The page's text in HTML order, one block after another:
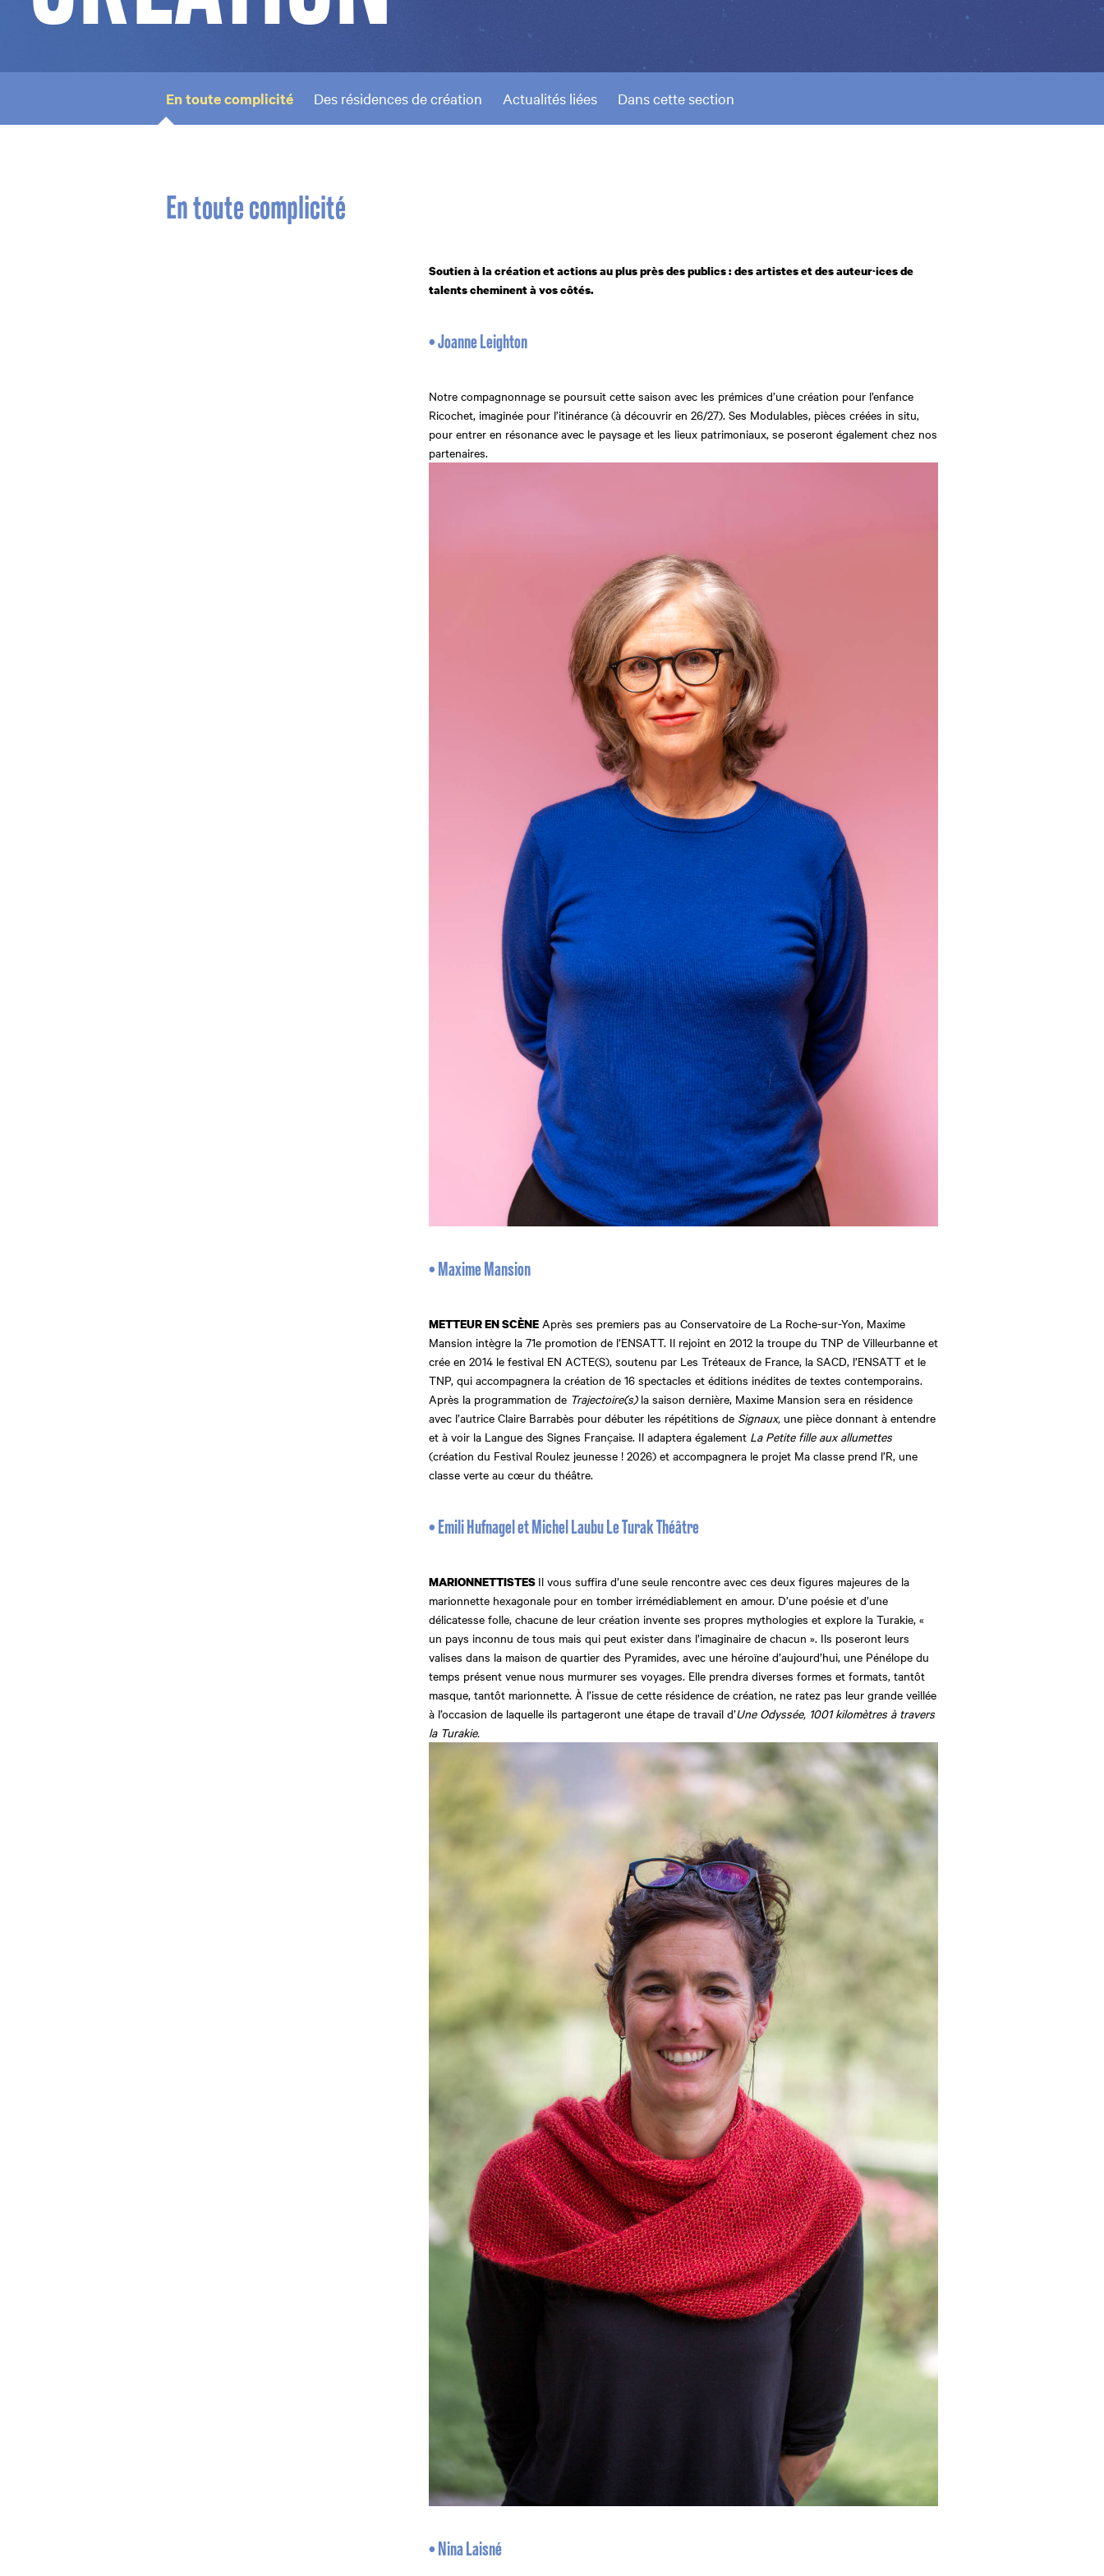
En toute complicité Des résidences de création Actualités liées
Dans cette section
/span>
En toute complicité
Soutien à la création et actions au plus près des publics : des artistes et des auteur·ices de
talents cheminent à vos côtés.
• Joanne Leighton
Notre compagnonnage se poursuit cette saison avec les prémices d’une création pour l’enfance
Ricochet, imaginée pour l’itinérance (à découvrir en 26/27). Ses Modulables, pièces créées in situ,
pour entrer en résonance avec le paysage et les lieux patrimoniaux, se poseront également chez nos
partenaires.
• Maxime Mansion
METTEUR EN SCÈNE Après ses premiers pas au Conservatoire de La Roche-sur-Yon, Maxime
Mansion intègre la 71e promotion de l’ENSATT. Il rejoint en 2012 la troupe du TNP de Villeurbanne et
crée en 2014 le festival EN ACTE(S), soutenu par Les Tréteaux de France, la SACD, l’ENSATT et le
TNP, qui accompagnera la création de 16 spectacles et éditions inédites de textes contemporains.
Après la programmation de Trajectoire(s)la saison dernière, Maxime Mansion sera en résidence
avec l’autrice Claire Barrabès pour débuter les répétitions de Signaux, une pièce donnant à entendre
et à voir la Langue des Signes Française. Il adaptera également La Petite fille aux allumettes
(création du Festival Roulez jeunesse ! 2026) et accompagnera le projet Ma classe prend l’R, une
classe verte au cœur du théâtre.
• Emili Hufnagel et Michel Laubu Le Turak Théâtre
MARIONNETTISTES Il vous suffira d’une seule rencontre avec ces deux figures majeures de la
marionnette hexagonale pour en tomber irrémédiablement en amour. D’une poésie et d’une
délicatesse folle, chacune de leur création invente ses propres mythologies et explore la Turakie, «
un pays inconnu de tous mais qui peut exister dans l’imaginaire de chacun ». Ils poseront leurs
valises dans la maison de quartier des Pyramides, avec une héroïne d’aujourd’hui, une Pénélope du
temps présent venue nous murmurer ses voyages. Elle prendra diverses formes et formats, tantôt
masque, tantôt marionnette. À l’issue de cette résidence de création, ne ratez pas leur grande veillée
à l’occasion de laquelle ils partageront une étape de travail d’Une Odyssée, 1001 kilomètres à travers
la Turakie.
• Nina Laisné